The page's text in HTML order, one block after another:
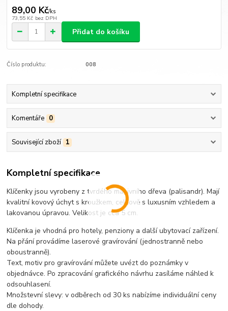
89,00 Kč/ks
73,55 Kč bez DPH
Přidat do košíku
Číslo produktu: 008
Kompletní specifikace
Komentáře 0
Související zboží 1
Kompletní specifikace
Klíčenky jsou vyrobeny z tvrdého masivního dřeva (palisandr). Mají
kvalitní kovový úchyt s kroužkem, celkově s luxusním vzhledem a
lakovanou úpravou. Velikost je cca 5 cm.
Klíčenka je vhodná pro hotely, penziony a další ubytovací zařízení.
Na přání provádíme laserové gravírování (jednostranně nebo
oboustranně).
Text, motiv pro gravírování můžete uvézt do poznámky v
objednávce. Po zpracování grafického návrhu zasíláme náhled k
odsouhlasení.
Množstevní slevy: v odběrech od 30 ks nabízíme individuální ceny
dle dohody.